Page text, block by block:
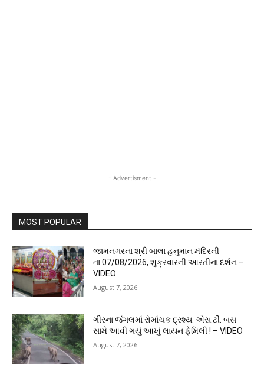
- Advertisment -
MOST POPULAR
જામનગરના શ્રી બાલા હનુમાન મંદિરની
તા.07/08/2026, શુક્રવારની આરતીના દર્શન –
VIDEO
August 7, 2026
ગીરના જંગલમાં રોમાંચક દ્રશ્ય: એસ.ટી. બસ
સામે આવી ગયું આખું લાયન ફેમિલી ! – VIDEO
August 7, 2026